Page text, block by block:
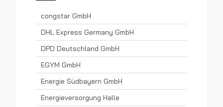
congstar GmbH
DHL Express Germany GmbH
DPD Deutschland GmbH
EGYM GmbH
Energie Südbayern GmbH
Energieversorgung Halle